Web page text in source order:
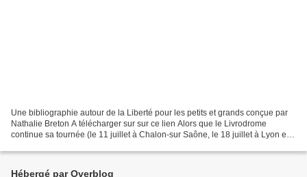
Une bibliographie autour de la Liberté pour les petits et grands conçue par
Nathalie Breton A télécharger sur sur ce lien Alors que le Livrodrome
continue sa tournée (le 11 juillet à Chalon-sur Saône, le 18 juillet à Lyon et
Hébergé par Overblog